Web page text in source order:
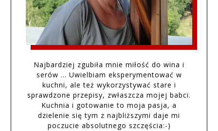
Najbardziej zgubiła mnie miłość do wina i
serów … Uwielbiam eksperymentować w
kuchni, ale też wykorzystywać stare i
sprawdzone przepisy, zwłaszcza mojej babci.
Kuchnia i gotowanie to moja pasja, a
dzielenie się tym z najbliższymi daje mi
poczucie absolutnego szczęścia:-)